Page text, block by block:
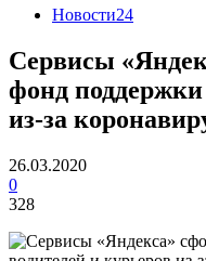
Новости24
Сервисы
фонд поддержки
из-за
26.03.2020
0
328